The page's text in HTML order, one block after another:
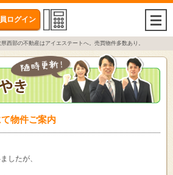
ログイン
西部の不動産はアイエステートへ。売買物件多数あり。
物件ご案内
したが、